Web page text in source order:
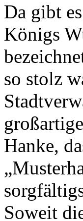
Da gibt
Königs
so stolz
Hanke,
Soweit